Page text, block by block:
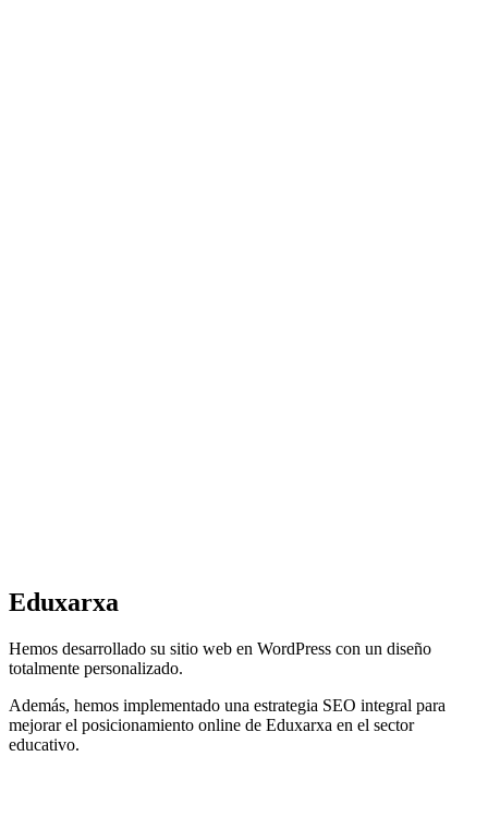
Eduxarxa
Hemos desarrollado su sitio web en WordPress con un diseño
totalmente personalizado.
Además, hemos implementado una estrategia SEO integral para
mejorar el posicionamiento online de Eduxarxa en el sector
educativo.